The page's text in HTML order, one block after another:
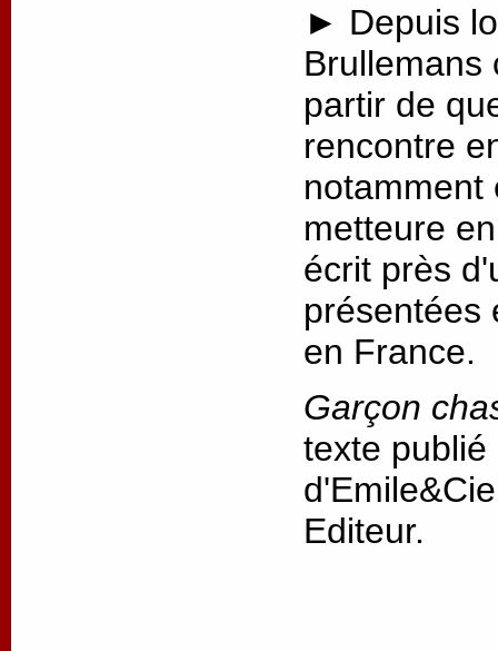
► Depuis
Brullemans
partir de
rencontre
notamment
metteure
écrit près
présentées
en France.
Garçon
texte
Editeur.